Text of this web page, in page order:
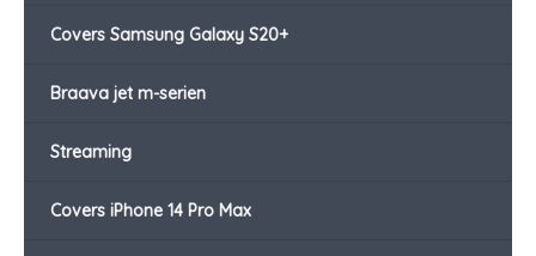
Covers Samsung Galaxy S20+
Braava jet m-serien
Streaming
Covers iPhone 14 Pro Max